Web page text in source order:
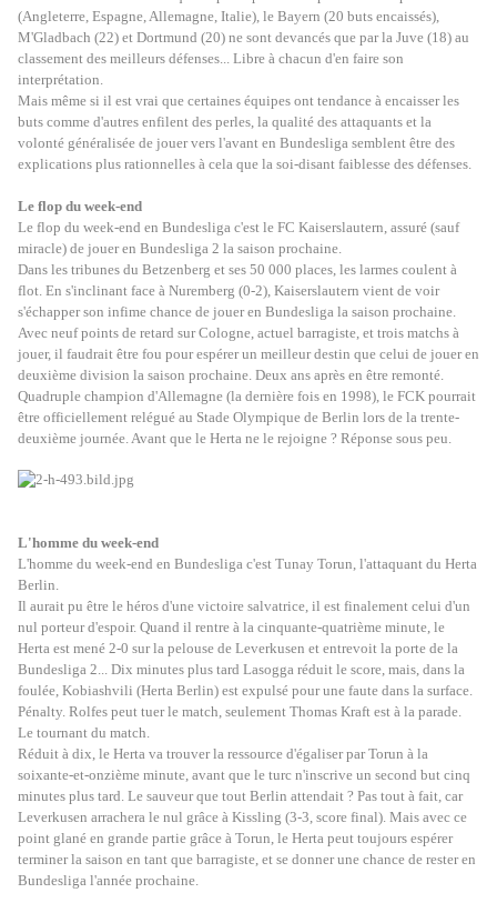
(Angleterre, Espagne, Allemagne, Italie), le Bayern (20 buts encaissés),
M'Gladbach (22) et Dortmund (20) ne sont devancés que par la Juve (18) au
classement des meilleurs défenses... Libre à chacun d'en faire son
interprétation.
Mais même si il est vrai que certaines équipes ont tendance à encaisser les
buts comme d'autres enfilent des perles, la qualité des attaquants et la
volonté généralisée de jouer vers l'avant en Bundesliga semblent être des
explications plus rationnelles à cela que la soi-disant faiblesse des défenses.
Le flop du week-end
Le flop du week-end en Bundesliga c'est le FC Kaiserslautern, assuré (sauf
miracle) de jouer en Bundesliga 2 la saison prochaine.
Dans les tribunes du Betzenberg et ses 50 000 places, les larmes coulent à
flot. En s'inclinant face à Nuremberg (0-2), Kaiserslautern vient de voir
s'échapper son infime chance de jouer en Bundesliga la saison prochaine.
Avec neuf points de retard sur Cologne, actuel barragiste, et trois matchs à
jouer, il faudrait être fou pour espérer un meilleur destin que celui de jouer en
deuxième division la saison prochaine. Deux ans après en être remonté.
Quadruple champion d'Allemagne (la dernière fois en 1998), le FCK pourrait
être officiellement relégué au Stade Olympique de Berlin lors de la trente-
deuxième journée. Avant que le Herta ne le rejoigne ? Réponse sous peu.
L'homme du week-end
L'homme du week-end en Bundesliga c'est Tunay Torun, l'attaquant du Herta
Berlin.
Il aurait pu être le héros d'une victoire salvatrice, il est finalement celui d'un
nul porteur d'espoir. Quand il rentre à la cinquante-quatrième minute, le
Herta est mené 2-0 sur la pelouse de Leverkusen et entrevoit la porte de la
Bundesliga 2... Dix minutes plus tard Lasogga réduit le score, mais, dans la
foulée, Kobiashvili (Herta Berlin) est expulsé pour une faute dans la surface.
Pénalty. Rolfes peut tuer le match, seulement Thomas Kraft est à la parade.
Le tournant du match.
Réduit à dix, le Herta va trouver la ressource d'égaliser par Torun à la
soixante-et-onzième minute, avant que le turc n'inscrive un second but cinq
minutes plus tard. Le sauveur que tout Berlin attendait ? Pas tout à fait, car
Leverkusen arrachera le nul grâce à Kissling (3-3, score final). Mais avec ce
point glané en grande partie grâce à Torun, le Herta peut toujours espérer
terminer la saison en tant que barragiste, et se donner une chance de rester en
Bundesliga l'année prochaine.